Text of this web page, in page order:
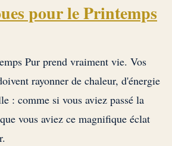
pour le Printemps
Pur prend vraiment vie. Vos
rayonner de chaleur, d'énergie
: comme si vous aviez passé la
vous aviez ce magnifique éclat